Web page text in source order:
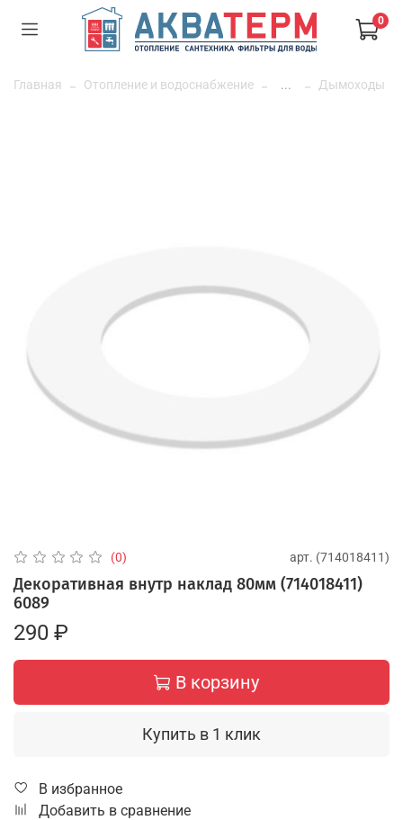
0
Главная Отопление и водоснабжение ... Дымоходы
(0) арт. (714018411)
Декоративная внутр наклад 80мм (714018411)
6089
290 ₽
В корзину
Купить в 1 клик
В избранное
Добавить в сравнение